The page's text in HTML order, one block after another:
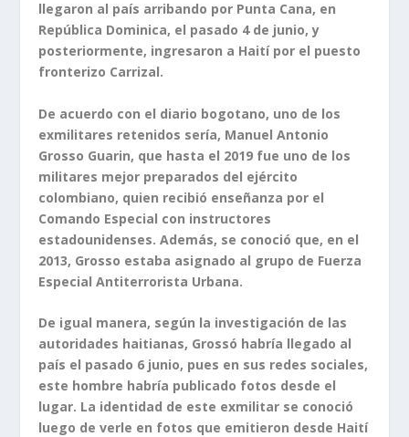
llegaron al país arribando por Punta Cana, en
República Dominica, el pasado 4 de junio, y
posteriormente, ingresaron a Haití por el puesto
fronterizo Carrizal.
De acuerdo con el diario bogotano, uno de los
exmilitares retenidos sería, Manuel Antonio
Grosso Guarin, que hasta el 2019 fue uno de los
militares mejor preparados del ejército
colombiano, quien recibió enseñanza por el
Comando Especial con instructores
estadounidenses. Además, se conoció que, en el
2013, Grosso estaba asignado al grupo de Fuerza
Especial Antiterrorista Urbana.
De igual manera, según la investigación de las
autoridades haitianas, Grossó habría llegado al
país el pasado 6 junio, pues en sus redes sociales,
este hombre habría publicado fotos desde el
lugar. La identidad de este exmilitar se conoció
luego de verle en fotos que emitieron desde Haití